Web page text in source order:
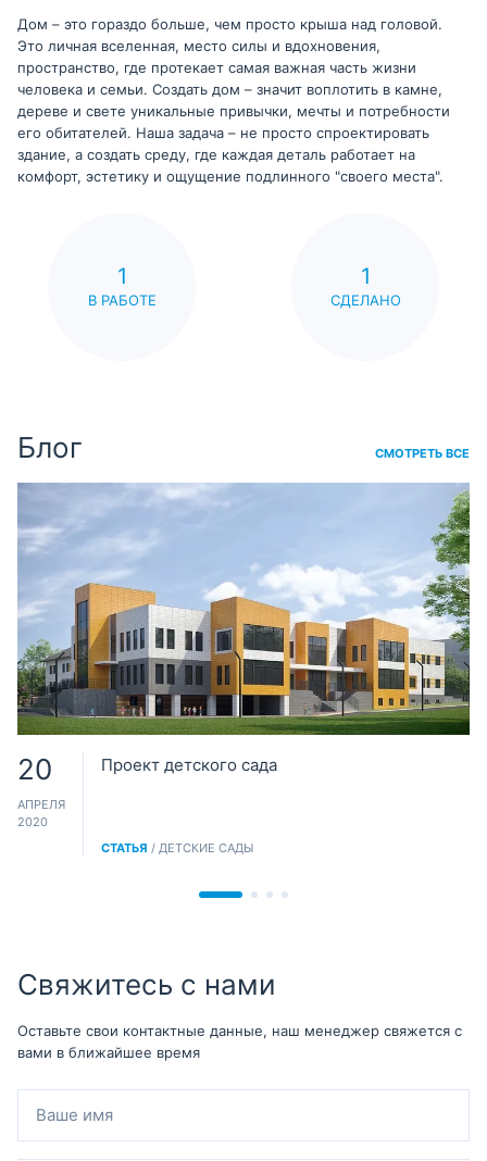
Дом – это гораздо больше, чем просто крыша над головой.
Это личная вселенная, место силы и вдохновения,
пространство, где протекает самая важная часть жизни
человека и семьи. Создать дом – значит воплотить в камне,
дереве и свете уникальные привычки, мечты и потребности
его обитателей. Наша задача – не просто спроектировать
здание, а создать среду, где каждая деталь работает на
комфорт, эстетику и ощущение подлинного "своего места".
1
В РАБОТЕ
1
СДЕЛАНО
Блог СМОТРЕТЬ ВСЕ
20
АПРЕЛЯ
2020
Проект детского сада
СТАТЬЯ / ДЕТСКИЕ САДЫ
Свяжитесь с нами
Оставьте свои контактные данные, наш менеджер свяжется с
вами в ближайшее время